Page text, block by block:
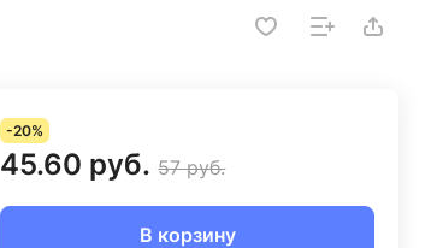
-20%
45.60 руб. 57 руб.
В корзину